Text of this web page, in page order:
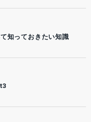
知っておきたい知識